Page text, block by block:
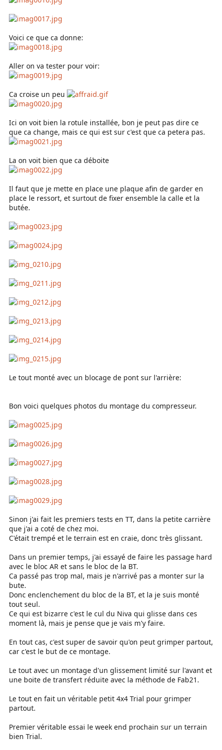
Voici ce que ca donne:
Aller on va tester pour voir:
Ca croise un peu
Ici on voit bien la rotule installée, bon je peut pas dire ce
que ca change, mais ce qui est sur c'est que ca petera pas.
La on voit bien que ca déboite
Il faut que je mette en place une plaque afin de garder en
place le ressort, et surtout de fixer ensemble la calle et la
butée.
Le tout monté avec un blocage de pont sur l'arrière:
Bon voici quelques photos du montage du compresseur.
Sinon j'ai fait les premiers tests en TT, dans la petite carrière
que j'ai a coté de chez moi.
C'était trempé et le terrain est en craie, donc très glissant.
Dans un premier temps, j'ai essayé de faire les passage hard
avec le bloc AR et sans le bloc de la BT.
Ca passé pas trop mal, mais je n'arrivé pas a monter sur la
bute.
Donc enclenchement du bloc de la BT, et la je suis monté
tout seul.
Ce qui est bizarre c'est le cul du Niva qui glisse dans ces
moment là, mais je pense que je vais m'y faire.
En tout cas, c'est super de savoir qu'on peut grimper partout,
car c'est le but de ce montage.
Le tout avec un montage d'un glissement limité sur l'avant et
une boite de transfert réduite avec la méthode de Fab21.
Le tout en fait un véritable petit 4x4 Trial pour grimper
partout.
Premier véritable essai le week end prochain sur un terrain
bien Trial.